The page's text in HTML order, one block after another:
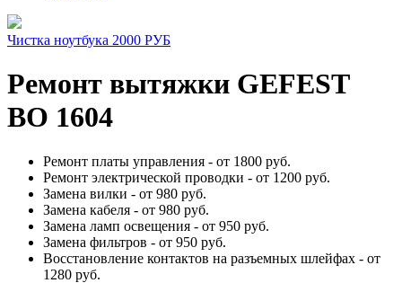
Чистка ноутбука 2000 РУБ
Ремонт вытяжки GEFEST
ВО 1604
Ремонт платы управления - от 1800 руб.
Ремонт электрической проводки - от 1200 руб.
Замена вилки - от 980 руб.
Замена кабеля - от 980 руб.
Замена ламп освещения - от 950 руб.
Замена фильтров - от 950 руб.
Восстановление контактов на разъемных шлейфах - от
1280 руб.